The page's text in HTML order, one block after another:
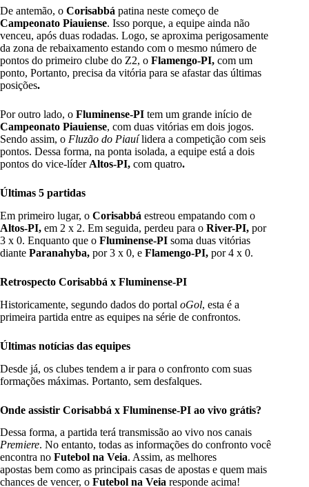
De antemão, o Corisabbá patina neste começo de
Campeonato Piauiense. Isso porque, a equipe ainda não
venceu, após duas rodadas. Logo, se aproxima perigosamente
da zona de rebaixamento estando com o mesmo número de
pontos do primeiro clube do Z2, o Flamengo-PI, com um
ponto, Portanto, precisa da vitória para se afastar das últimas
posições.
Por outro lado, o Fluminense-PI tem um grande início de
Campeonato Piauiense, com duas vitórias em dois jogos.
Sendo assim, o Fluzão do Piauílidera a competição com seis
pontos. Dessa forma, na ponta isolada, a equipe está a dois
pontos do vice-líder Altos-PI, com quatro.
Últimas 5 partidas
Em primeiro lugar, o Corisabbá estreou empatando com o
Altos-PI, em 2 x 2. Em seguida, perdeu para o River-PI, por
3 x 0. Enquanto que o Fluminense-PI soma duas vitórias
diante Paranahyba, por 3 x 0, e Flamengo-PI, por 4 x 0.
Retrospecto Corisabbá x Fluminense-PI
Historicamente, segundo dados do portal oGol, esta é a
primeira partida entre as equipes na série de confrontos.
Últimas notícias das equipes
Desde já, os clubes tendem a ir para o confronto com suas
formações máximas. Portanto, sem desfalques.
Onde assistir Corisabbá x Fluminense-PI ao vivo grátis?
Dessa forma, a partida terá transmissão ao vivo nos canais
Premiere. No entanto, todas as informações do confronto você
encontra no Futebol na Veia. Assim, as melhores
apostas bem como as principais casas de apostas e quem mais
chances de vencer, o Futebol na Veia responde acima!